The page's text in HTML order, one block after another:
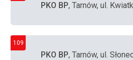
PKO BP, Tarnów, ul.
109
PKO BP, Tarnów, ul.